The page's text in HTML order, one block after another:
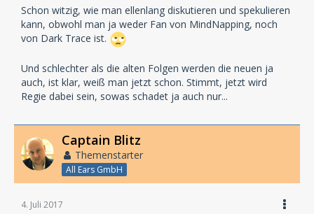
Schon witzig, wie man ellenlang diskutieren und spekulieren
kann, obwohl man ja weder Fan von MindNapping, noch
von Dark Trace ist.
Und schlechter als die alten Folgen werden die neuen ja
auch, ist klar, weiß man jetzt schon. Stimmt, jetzt wird
Regie dabei sein, sowas schadet ja auch nur...
Captain Blitz
Themenstarter
All Ears GmbH
4. Juli 2017